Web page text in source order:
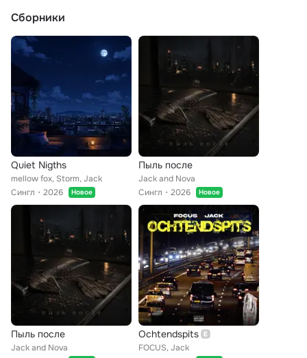
Сборники
Quiet Nigths
mellow fox, Storm, Jack
Сингл
2026 Новое
Пыль после
Jack and Nova
Сингл
2026 Новое
Пыль после
Jack and Nova
Ochtendspits
FOCUS, Jack